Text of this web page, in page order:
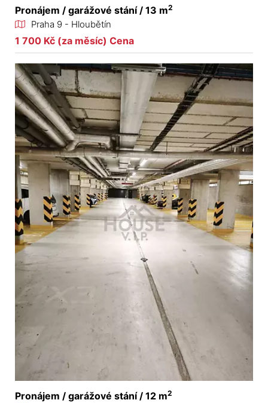
Pronájem / garážové stání / 13 m2
Praha 9 - Hloubětín
1 700 Kč (za měsíc) Cena
Pronájem / garážové stání / 12 m2